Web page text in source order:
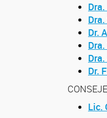
Dr.
Dra.
Dr.
Lic.